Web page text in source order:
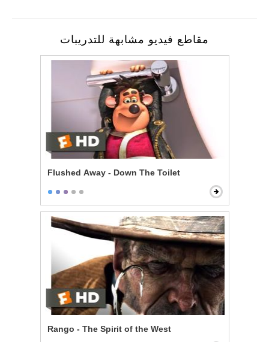
مقاطع فيديو مشابهة للتدريبات
Flushed Away - Down The Toilet
Rango - The Spirit of the West